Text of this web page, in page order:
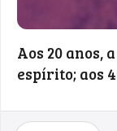
Aos 20 anos,
espírito; aos